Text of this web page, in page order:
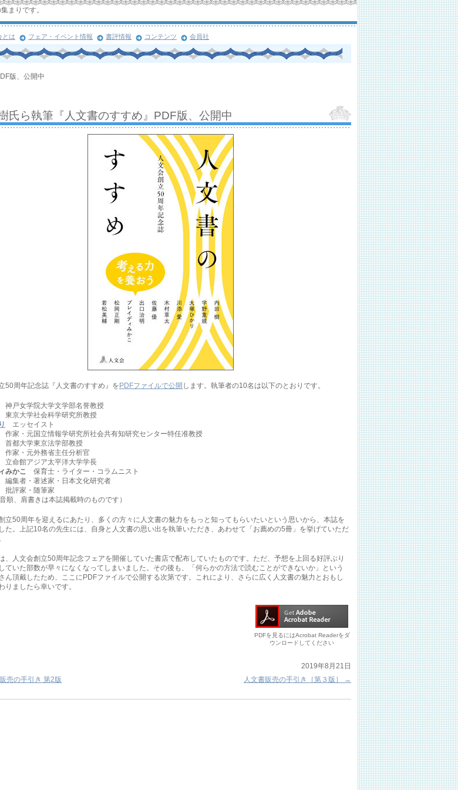
まりです。
とは フェア・イベント情報 書評情報 コンテンツ 会員社
版、公開中
氏ら執筆『人文書のすすめ』PDF版、公開中
50周年記念誌『人文書のすすめ』をPDFファイルで公開 します。執筆者の10名は以下のとおりです。
神戸女学院大学文学部名誉教授
東京大学社会科学研究所教授
エッセイスト
作家・元国立情報学研究所社会共有知研究センター特任准教授
首都大学東京法学部教授
作家・元外務省主任分析官
立命館アジア太平洋大学学長
みかこ
保育士・ライター・コラムニスト
編集者・著述家・日本文化研究者
批評家・随筆家
順、肩書きは本誌掲載時のものです）
立50周年を迎えるにあたり、多くの方々に人文書の魅力をもっと知ってもらいたいという思いから、本誌を
た。上記10名の先生には、自身と人文書の思い出を執筆いただき、あわせて「お薦めの5冊」を挙げていただ
、人文会創立50周年記念フェアを開催していた書店で配布していたものです。ただ、予想を上回る好評ぶり
ていた部数が早々になくなってしまいました。その後も、「何らかの方法で読むことができないか」という
ん頂戴したため、ここにPDFファイルで公開する次第です。これにより、さらに広く人文書の魅力とおもし
りましたら幸いです。
PDFを見るにはAcrobat Readerをダ
ウンロードしてください
2019年8月21日
売の手引き 第2版 人文書販売の手引き［第３版］ →